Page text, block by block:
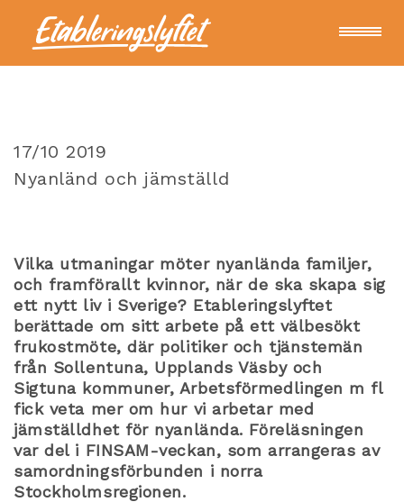
För deltagare
Kontakt
Nyheter
17/10 2019
Nyanländ och jämställd
Vilka utmaningar möter nyanlända familjer,
och framförallt kvinnor, när de ska skapa sig
ett nytt liv i Sverige? Etableringslyftet
berättade om sitt arbete på ett välbesökt
frukostmöte, där politiker och tjänstemän
från Sollentuna, Upplands Väsby och
Sigtuna kommuner, Arbetsförmedlingen m fl
fick veta mer om hur vi arbetar med
jämställdhet för nyanlända. Föreläsningen
var del i FINSAM-veckan, som arrangeras av
samordningsförbunden i norra
Stockholmsregionen.